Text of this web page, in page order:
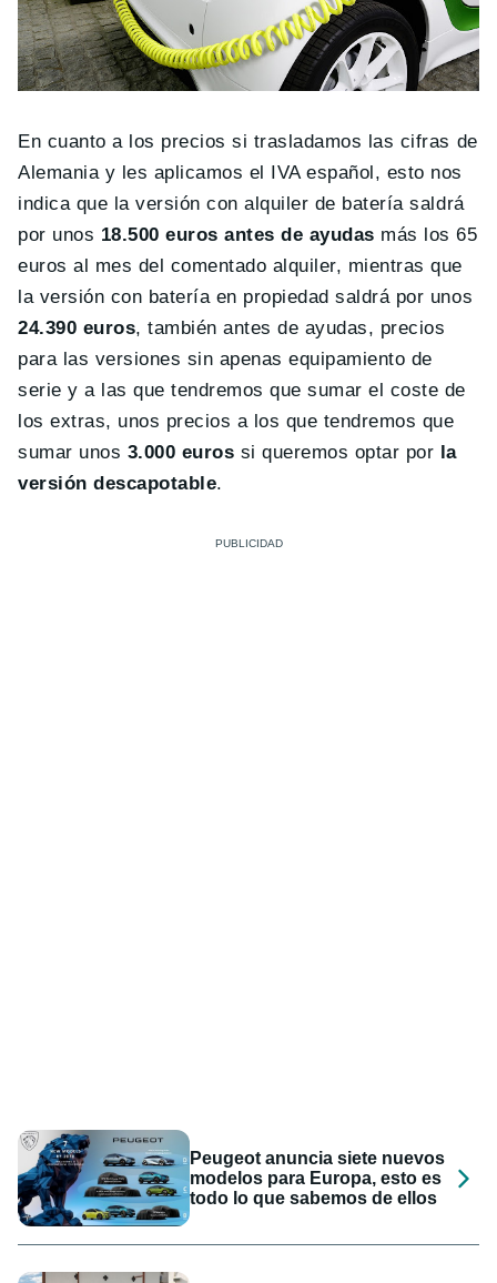
En cuanto a los precios si trasladamos las cifras de
Alemania y les aplicamos el IVA español, esto nos
indica que la versión con alquiler de batería saldrá
por unos 18.500 euros antes de ayudas más los 65
euros al mes del comentado alquiler, mientras que
la versión con batería en propiedad saldrá por unos
24.390 euros, también antes de ayudas, precios
para las versiones sin apenas equipamiento de
serie y a las que tendremos que sumar el coste de
los extras, unos precios a los que tendremos que
sumar unos 3.000 euros si queremos optar por la
versión descapotable.
Peugeot anuncia siete nuevos
modelos para Europa, esto es
todo lo que sabemos de ellos